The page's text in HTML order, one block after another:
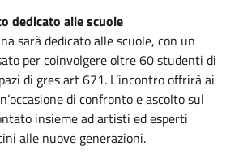
dedicato alle scuole
sarà dedicato alle scuole, con un
per coinvolgere oltre 60 studenti di
di gres art 671. L’incontro offrirà ai
di confronto e ascolto sul
insieme ad artisti ed esperti
alle nuove generazioni.